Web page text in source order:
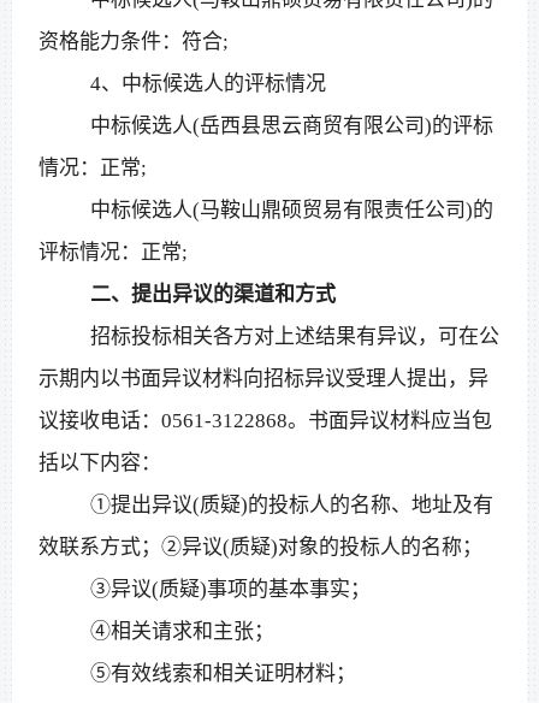
资格能力条件：符合;
4、中标候选人的评标情况
中标候选人(岳西县思云商贸有限公司)的评标
情况：正常;
中标候选人(马鞍山鼎硕贸易有限责任公司)的
评标情况：正常;
二、提出异议的渠道和方式
招标投标相关各方对上述结果有异议，可在公
示期内以书面异议材料向招标异议受理人提出，异
议接收电话：0561-3122868。书面异议材料应当包
括以下内容：
①提出异议(质疑)的投标人的名称、地址及有
效联系方式；②异议(质疑)对象的投标人的名称；
③异议(质疑)事项的基本事实；
④相关请求和主张；
⑤有效线索和相关证明材料；